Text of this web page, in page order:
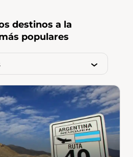
destinos a la
populares